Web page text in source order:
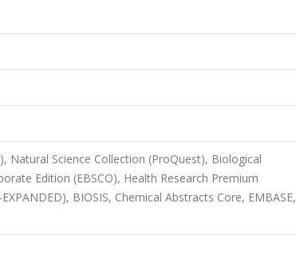
Natural Science Collection (ProQuest), Biological
Edition (EBSCO), Health Research Premium
BIOSIS, Chemical Abstracts Core, EMBASE,